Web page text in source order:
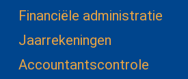
Financiële administratie
Jaarrekeningen
Accountantscontrole